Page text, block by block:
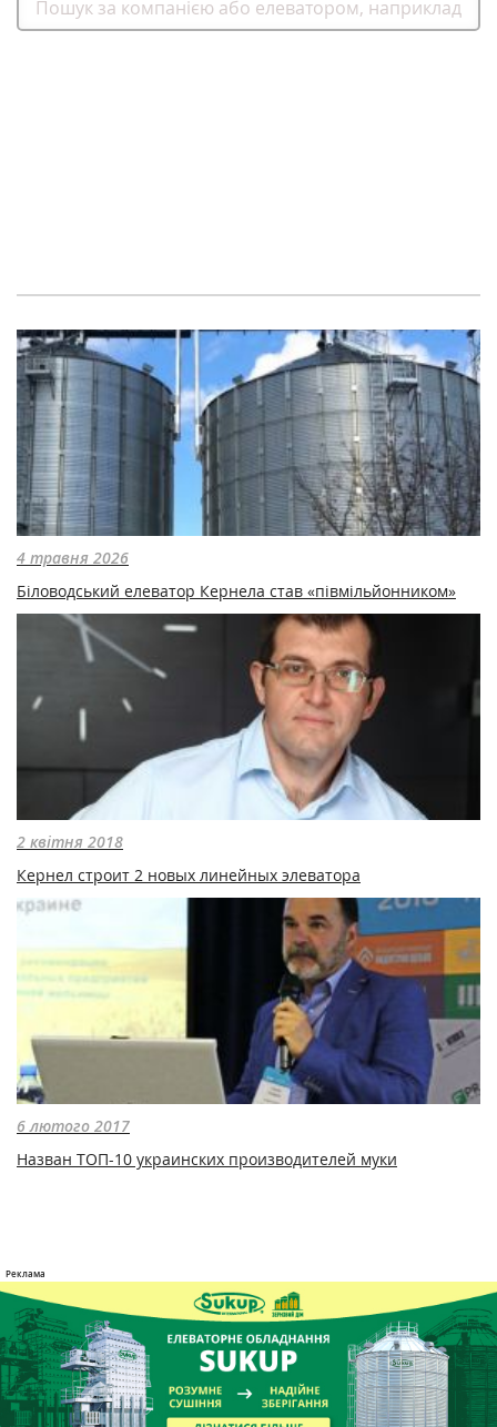
4 травня 2026
Біловодський елеватор Кернела став «півмільйонником»
2 квітня 2018
Кернел cтроит 2 новых линейных элеватора
6 лютого 2017
Назван ТОП-10 украинских производителей муки